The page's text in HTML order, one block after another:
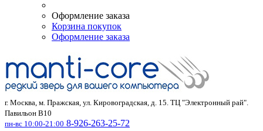
Оформление заказа
Корзина покупок
Оформление заказа
г. Москва, м. Пражская, ул. Кировоградская, д. 15. ТЦ "Электронный рай".
Павильон В10
пн-вс 10:00-21:00 8-926-263-25-72